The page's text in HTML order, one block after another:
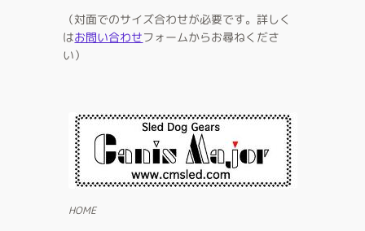
（対面でのサイズ合わせが必要です。詳しく
はお問い合わせフォームからお尋ねくださ
い）
HOME